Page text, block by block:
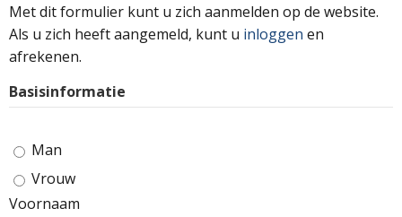
Met dit formulier kunt u zich aanmelden op de website.
Als u zich heeft aangemeld, kunt u inloggen en
afrekenen.
Basisinformatie
Man
Vrouw
Voornaam